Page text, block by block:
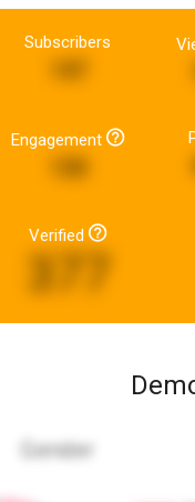
Subscribers
Engagement
Verified
377
Gender